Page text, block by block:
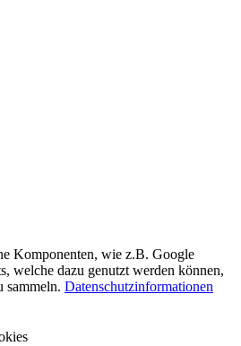
Komponenten, wie z.B. Google
welche dazu genutzt werden können,
sammeln. Datenschutzinformationen